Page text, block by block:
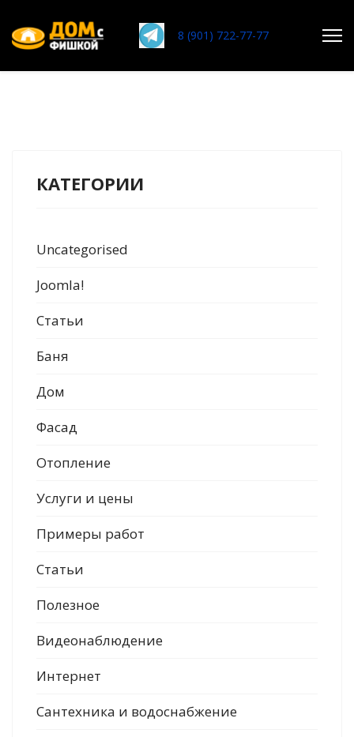
8 (901) 722-77-77
КАТЕГОРИИ
Uncategorised
Joomla!
Статьи
Баня
Дом
Фасад
Отопление
Услуги и цены
Примеры работ
Статьи
Полезное
Видеонаблюдение
Интернет
Сантехника и водоснабжение